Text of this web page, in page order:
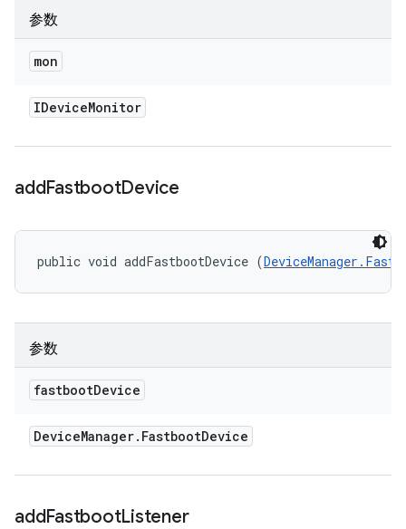
参数
mon
IDeviceMonitor
addFastbootDevice
public void addFastbootDevice (
参数
fastbootDevice
DeviceManager. FastbootDevice
addFastbootListener